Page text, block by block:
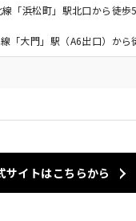
「浜松町」駅北口から徒歩
「大門」駅（A6出口）から
サイトはこちらから